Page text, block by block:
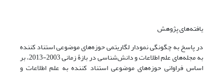
یافته‌های پژوهش
در پاسخ به چگونگی نمودار لگاریتمی حوزه‌های موضوعی استناد کننده
به مجله‌های علم اطلاعات و دانش‌شناسی در بازۀ زمانی 2003-2013، بر
اساس فراوانی حوزه‌های موضوعی استناد کننده به علم اطلاعات و